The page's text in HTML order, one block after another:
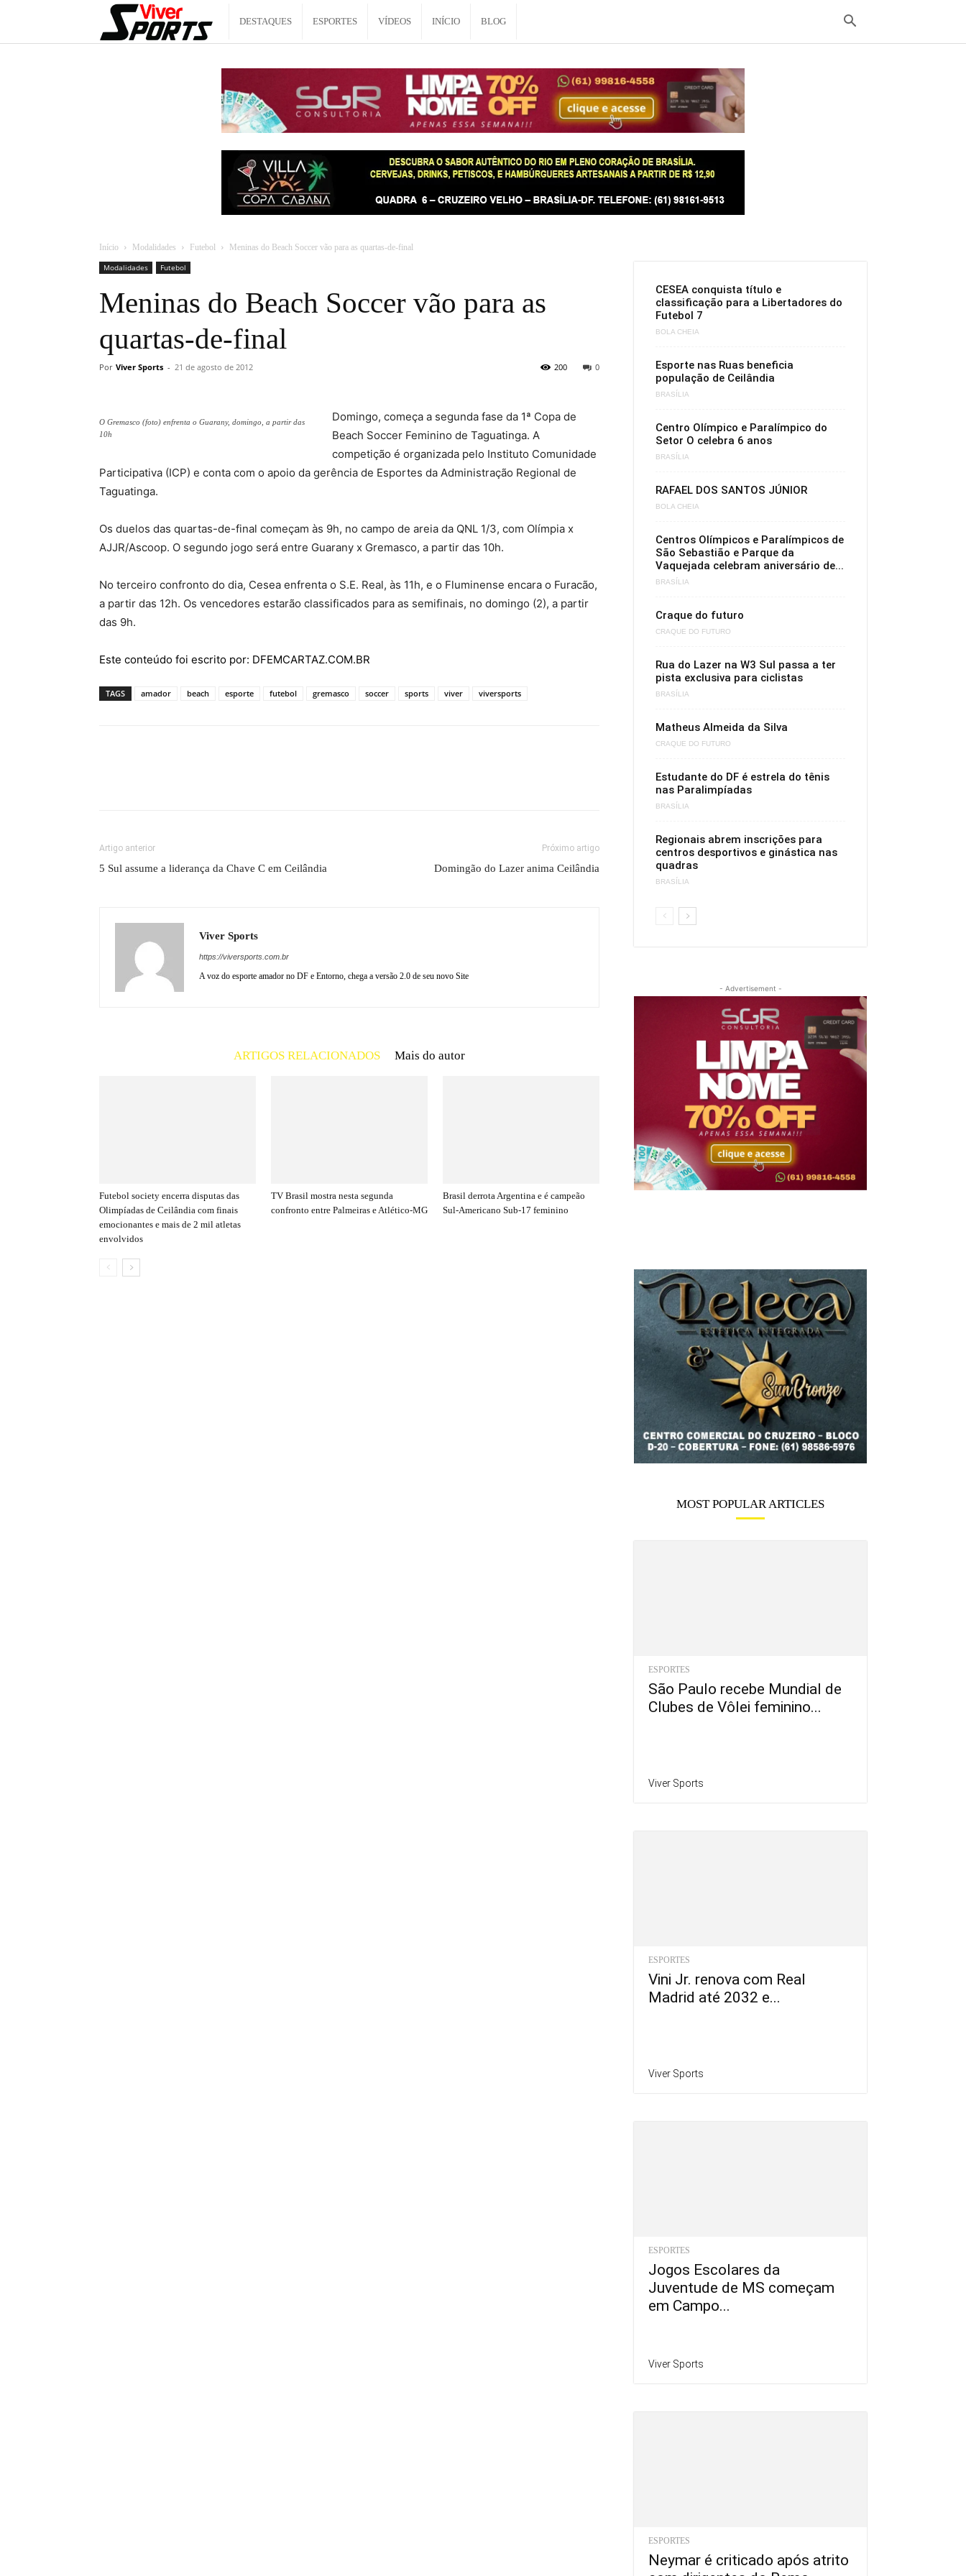
Viver
DESTAQUES ESPORTES VÍDEOS INÍCIO BLOG
Início Modalidades Futebol
Meninas do Beach Soccer vão para as quartas-de-final
Modalidades
Futebol
Meninas do Beach Soccer vão para as
quartas-de-final
Por Viver Sports - 21 de agosto de 2012 0
200
O Gremasco (foto) enfrenta o Guarany, domingo, a partir das
10h
Domingo, começa a segunda fase da 1ª Copa de
Beach Soccer Feminino de Taguatinga. A
competição é organizada pelo Instituto Comunidade
Participativa (ICP) e conta com o apoio da gerência de Esportes da Administração Regional de
Taguatinga.
Os duelos das quartas-de-final começam às 9h, no campo de areia da QNL 1/3, com Olímpia x
AJJR/Ascoop. O segundo jogo será entre Guarany x Gremasco, a partir das 10h.
No terceiro confronto do dia, Cesea enfrenta o S.E. Real, às 11h, e o Fluminense encara o Furacão,
a partir das 12h. Os vencedores estarão classificados para as semifinais, no domingo (2), a partir
das 9h.
Este conteúdo foi escrito por: DFEMCARTAZ.COM.BR
TAGS amador beach esporte futebol gremasco soccer sports viver viversports
Artigo anterior
5 Sul assume a liderança da Chave C em Ceilândia
Próximo artigo
Domingão do Lazer anima Ceilândia
Viver Sports
https://viversports.com.br
A voz do esporte amador no DF e Entorno, chega a versão 2.0 de seu novo Site
ARTIGOS RELACIONADOS Mais do autor
Futebol society encerra disputas das
Olimpíadas de Ceilândia com finais
emocionantes e mais de 2 mil atletas
envolvidos
TV Brasil mostra nesta segunda
confronto entre Palmeiras e Atlético-MG
Brasil derrota Argentina e é campeão
Sul-Americano Sub-17 feminino
CESEA conquista título e
classificação para a Libertadores do
Futebol 7
BOLA CHEIA
Esporte nas Ruas beneficia
população de Ceilândia
BRASÍLIA
Centro Olímpico e Paralímpico do
Setor O celebra 6 anos
BRASÍLIA
RAFAEL DOS SANTOS JÚNIOR
BOLA CHEIA
Centros Olímpicos e Paralímpicos de
São Sebastião e Parque da
Vaquejada celebram aniversário de...
BRASÍLIA
Craque do futuro
CRAQUE DO FUTURO
Rua do Lazer na W3 Sul passa a ter
pista exclusiva para ciclistas
BRASÍLIA
Matheus Almeida da Silva
CRAQUE DO FUTURO
Estudante do DF é estrela do tênis
nas Paralimpíadas
BRASÍLIA
Regionais abrem inscrições para
centros desportivos e ginástica nas
quadras
BRASÍLIA
- Advertisement -
MOST POPULAR ARTICLES
ESPORTES
São Paulo recebe Mundial de
Clubes de Vôlei feminino...
Viver Sports
ESPORTES
Vini Jr. renova com Real
Madrid até 2032 e...
Viver Sports
ESPORTES
Jogos Escolares da
Juventude de MS começam
em Campo...
Viver Sports
ESPORTES
Neymar é criticado após atrito